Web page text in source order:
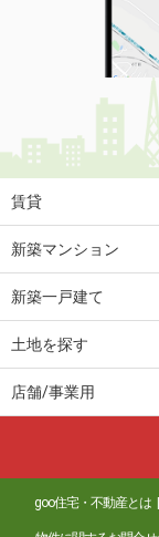
賃貸
新築マンション
新築一戸建て
土地を探す
店舗/事業用
goo住宅・不動産とは